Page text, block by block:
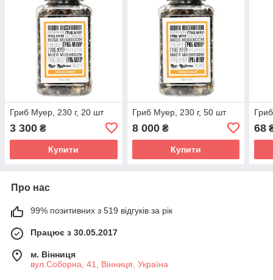
Гриб Муер, 230 г, 20 шт
3 300 ₴
Купити
Гриб Муер, 230 г, 50 шт
8 000₴
Купити
68
Про нас
99% позитивних з 519 відгуків за рік
Працює з 30.05.2017
м. Вінниця
вул.Соборна, 41, Вінниця, Україна